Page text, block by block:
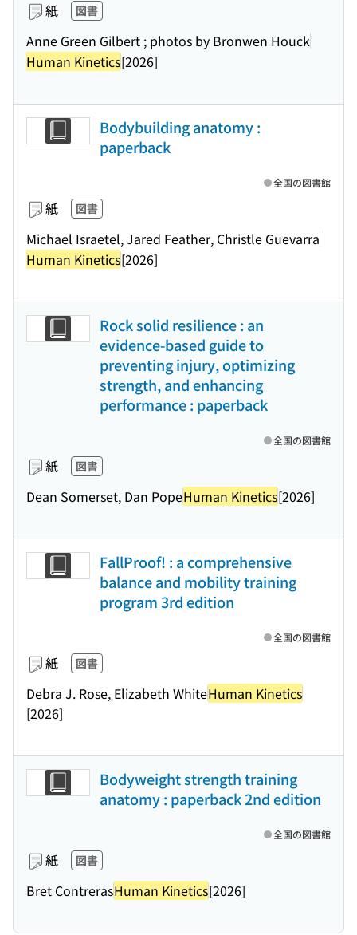
紙 図書
Anne Green Gilbert ; photos by Bronwen Houck
Human Kinetics[2026]
Bodybuilding anatomy :
paperback
紙 図書
Michael Israetel, Jared Feather, Christle Guevarra
Human Kinetics[2026]
全国の図書館
Rock solid resilience : an
evidence-based guide to
preventing injury, optimizing
strength, and enhancing
performance : paperback
紙 図書
Dean Somerset, Dan PopeHuman Kinetics[2026]
全国の図書館
FallProof! : a comprehensive
balance and mobility training
program 3rd edition
紙 図書
Debra J. Rose, Elizabeth WhiteHuman Kinetics
[2026]
全国の図書館
Bodyweight strength training
anatomy : paperback 2nd edition
紙 図書
Bret ContrerasHuman Kinetics[2026]
全国の図書館